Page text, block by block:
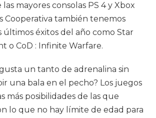
mayores consolas PS 4 y Xbox
Cooperativa también tenemos
éxitos del año como Star
o CoD : Infinite Warfare.
un tanto de adrenalina sin
una bala en el pecho? Los juegos
más posibilidades de las que
lo que no hay límite de edad para